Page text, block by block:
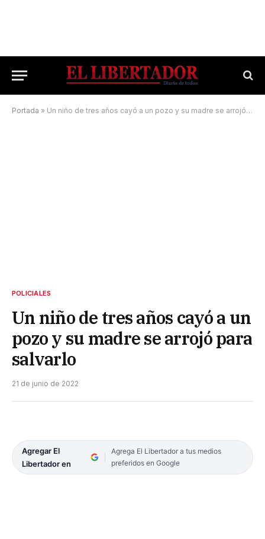
Portada » Un niño de tres años cayó a un pozo y su madre se arrojó para salvarlo
POLICIALES
Un niño de tres años cayó a un
pozo y su madre se arrojó para
salvarlo
21 de junio de 2022
Agregar El
Libertador en
Agrega El Libertador a tus medios
preferidos en Google